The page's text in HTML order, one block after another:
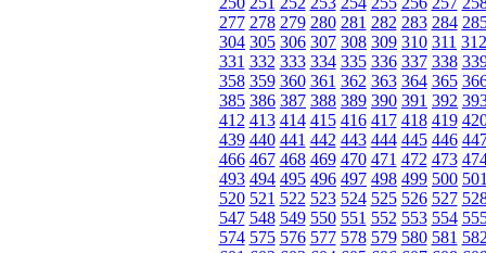
277 278 279 280 281 282 283 284
304 305 306 307 308 309 310 311 312
331 332 333 334 335 336 337 338
358 359 360 361 362 363 364 365
385 386 387 388 389 390 391 392
412 413 414 415 416 417 418 419
439 440 441 442 443 444 445 446
466 467 468 469 470 471 472 473
493 494 495 496 497 498 499 500
520 521 522 523 524 525 526 527
547 548 549 550 551 552 553 554
574 575 576 577 578 579 580 581